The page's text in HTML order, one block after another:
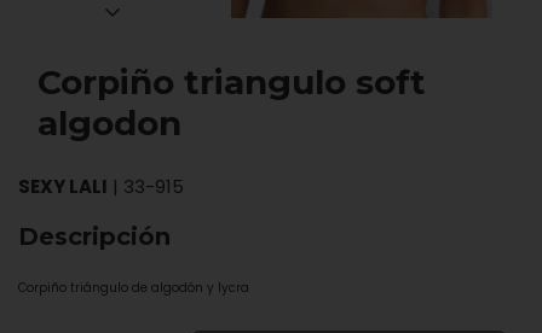
Corpiño triangulo soft
algodon
SEXY LALI | 33-915
Descripción
Corpiño triángulo de algodón y lycra